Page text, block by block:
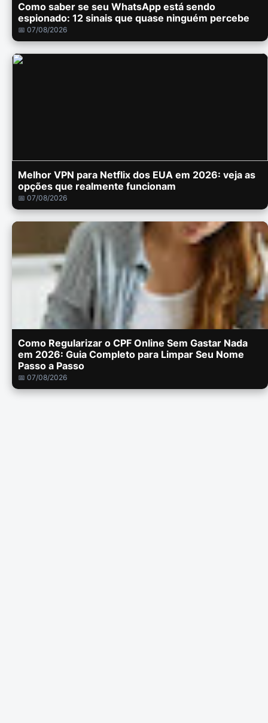
Como saber se seu WhatsApp está sendo
espionado: 12 sinais que quase ninguém percebe
📅 07/08/2026
Melhor VPN para Netflix dos EUA em 2026: veja as
opções que realmente funcionam
📅 07/08/2026
Como Regularizar o CPF Online Sem Gastar Nada
em 2026: Guia Completo para Limpar Seu Nome
Passo a Passo
📅 07/08/2026